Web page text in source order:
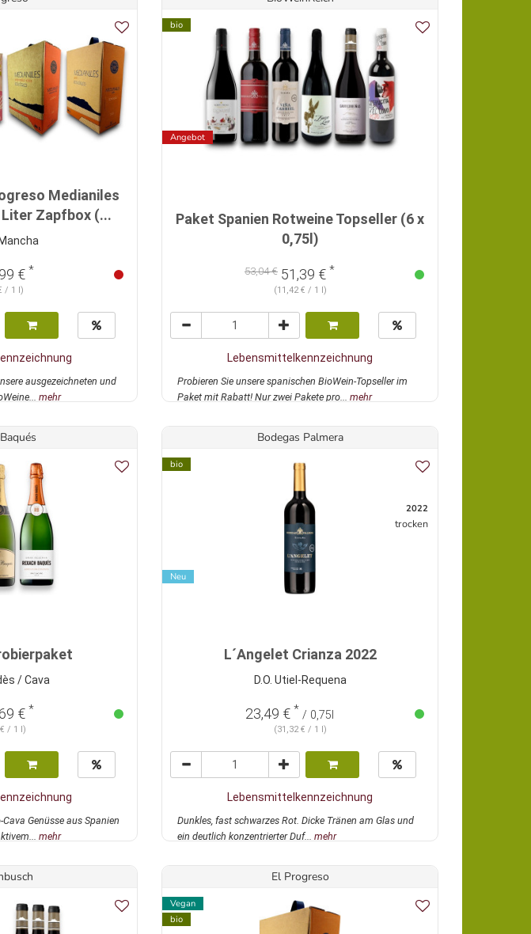
Medianiles
Liter Zapfbox (...
€ *
/ 1 l)
ausgezeichneten und
mehr
bio
Angebot
Paket Spanien Rotweine Topseller (6 x
0,75l)
53,04 € 51,39 € *
(11,42 € / 1 l)
Lebensmittelkennzeichnung
Probieren Sie unsere spanischen BioWein-Topseller im
Paket mit Rabatt! Nur zwei Pakete pro... mehr
/ Cava
€ *
/ 1 l)
Genüsse aus Spanien
mehr
Bodegas Palmera
bio
Neu
2022
trocken
L´Angelet Crianza 2022
D.O. Utiel-Requena
23,49 € * / 0,75l
(31,32 € / 1 l)
Lebensmittelkennzeichnung
Dunkles, fast schwarzes Rot. Dicke Tränen am Glas und
ein deutlich konzentrierter Duf... mehr
El Progreso
Vegan
bio